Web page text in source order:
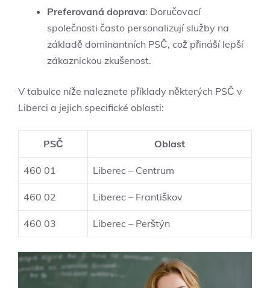
Preferovaná doprava: Doručovací
společnosti často personalizují služby na
základě dominantních PSČ, což přináší lepší
zákaznickou zkušenost.
V tabulce níže naleznete příklady některých PSČ v
Liberci a jejich specifické oblasti:
PSČ Oblast
460 01 Liberec – Centrum
460 02 Liberec – Františkov
460 03 Liberec – Perštýn